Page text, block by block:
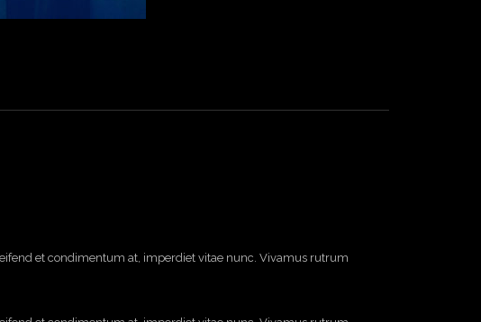
et condimentum at, imperdiet vitae nunc. Vivamus rutrum